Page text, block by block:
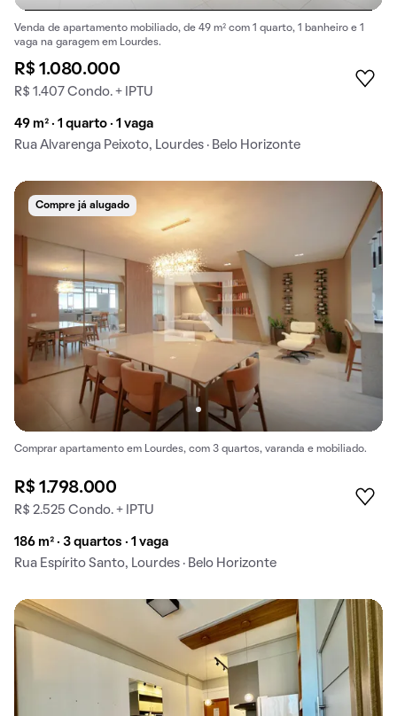
Venda de apartamento mobiliado, de 49 m² com 1 quarto, 1 banheiro e 1
vaga na garagem em Lourdes.
R$ 1.080.000
R$ 1.407 Condo. + IPTU
49 m² · 1 quarto · 1 vaga
Rua Alvarenga Peixoto, Lourdes · Belo Horizonte
Compre já alugado
Comprar apartamento em Lourdes, com 3 quartos, varanda e mobiliado.
R$ 1.798.000
R$ 2.525 Condo. + IPTU
186 m² · 3 quartos · 1 vaga
Rua Espírito Santo, Lourdes · Belo Horizonte